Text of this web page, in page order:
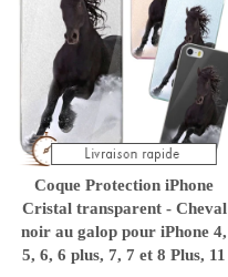
Coque Protection iPhone
Cristal transparent - Cheval
noir au galop pour iPhone 4,
5, 6, 6 plus, 7, 7 et 8 Plus, 11